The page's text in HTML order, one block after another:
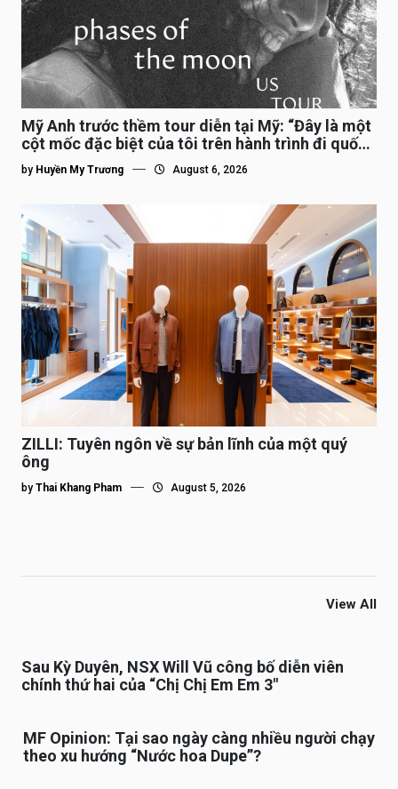
Mỹ Anh trước thềm tour diễn tại Mỹ: “Đây là một
cột mốc đặc biệt của tôi trên hành trình đi quốc
tế”
by Huyền My Trương August 6, 2026
ZILLI: Tuyên ngôn về sự bản lĩnh của một quý
ông
by Thai Khang Pham August 5, 2026
View All
Sau Kỳ Duyên, NSX Will Vũ công bố diễn viên
chính thứ hai của “Chị Chị Em Em 3″
MF Opinion: Tại sao ngày càng nhiều người chạy
theo xu hướng “Nước hoa Dupe”?